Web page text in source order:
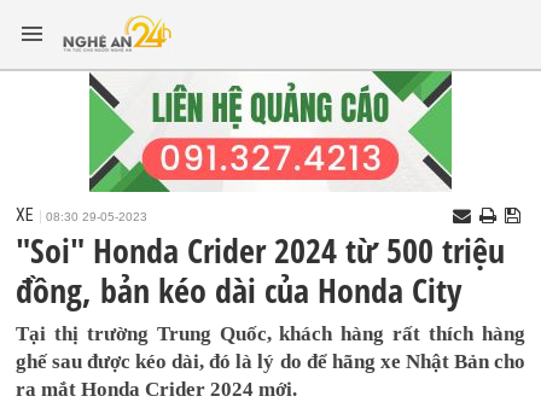
XE 08:30 29-05-2023
"Soi" Honda Crider 2024 từ 500 triệu
đồng, bản kéo dài của Honda City
Tại thị trường Trung Quốc, khách hàng rất thích hàng
ghế sau được kéo dài, đó là lý do để hãng xe Nhật Bản cho
ra mắt Honda Crider 2024 mới.